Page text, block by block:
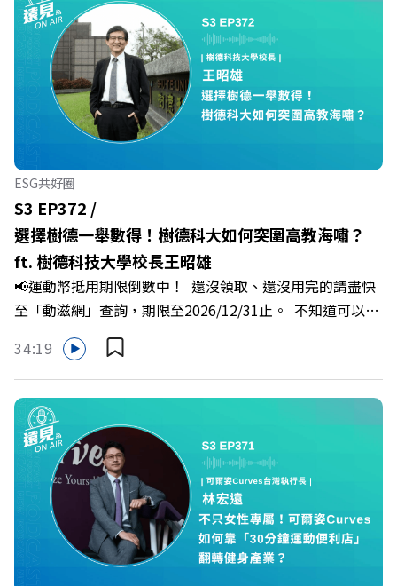
犯錯，甚至覺得自己正遭受不友善的對待或霸凌嗎？當工作
中的人際摩擦、怕輸怕失敗的緊繃感成為日常，我們不能只
是委屈討好或一味逃避，更需要學會看透人際互動底層的
「職場冰山」。 本集《遠見 ON AIR》邀請到薩提爾模式溝
通引導師、天下文化新書《透視職場冰山》作者李崇義與謝
佳芸老師，帶你透過「冰山理論」拆解職場上的對立與衝
突，學會用「好奇」代替「批判」。即使在變動快速的AI時
代，也能幫自己打造不被成敗輕易定義的強韌自我。 🔺 職
場衝突與霸凌從何而來？🔺 如何用「冰山對話」看穿主管
焦慮，將對立化為合作？🔺 怎麼做到「好奇少一點、批判
少一點」？🔺 面對AI時代的職涯焦慮，如何把自我價值打
分權拿回手裡？ +++++📓《透視職場冰山》新書介紹
>>>https://bookzone.cwgv.com.tw/book/BWL108🎂歡
慶遠見40歲生日！手速搶下破天荒的獨家優惠
>>>https://gvmkt.pse.is/9e5pbz✨關注《遠見》更多的社
群：LINE：https://reurl.cc/A4ELQpIG：
Powered by Firstory Hosting
ESG共好圈
S3 EP372 /
選擇樹德一舉數得！樹德科大如何突圍高教海嘯？
ft. 樹德科技大學校長王昭雄
📢運動幣抵用期限倒數中！ 還沒領取、還沒用完的請盡快
至「動滋網」查詢，期限至2026/12/31止。 不知道可以在
哪裡使用嗎？ 上「動滋網」【合作店家】專區，全台五千
多家合作業者任你選，馬上來找適用地點！ ➡️
https://fstry.pse.is/9epct2 —— 以上為 FMTaiwan 與
Firstory Podcast 廣告 —— 在少子化浪潮、私校面臨退場
海嘯的嚴峻考驗下，南台灣的技職學校該如何轉型突圍？
本集《遠見ON AIR》邀請到樹德科技大學校長王昭雄，帶
你解析樹德科大如何打造出兼顧學校永續發展與地方創生的
技職教育新典範！ 🔺如何從「傳統私校」轉型為「產學無
縫接軌者」？ 🔺AI如何深度賦能設計與人文學科學群？ 🔺
首創「菲律賓半導體專班」！驚豔科技界的國際精準育才
🔺一舉拿下4大USR專案！深耕地方的溫暖社會責任平台 主
34:19